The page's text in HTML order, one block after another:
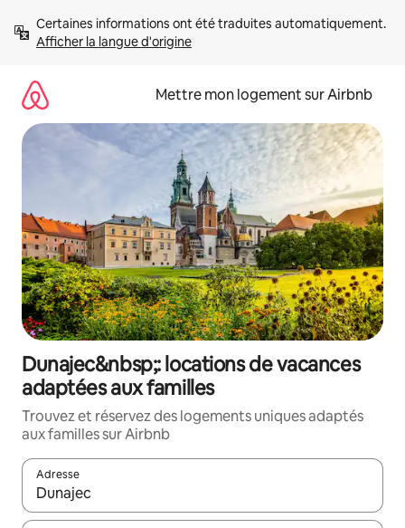
directement
Afficher la langue d'origine
Mettre mon logement sur Airbnb
Dunajec&nbsp;: locations de vacances
adaptées aux familles
Trouvez et réservez des logements uniques adaptés
aux familles sur Airbnb
Adresse
Lorsque les résultats s'affichent, utilisez les flèches vers le